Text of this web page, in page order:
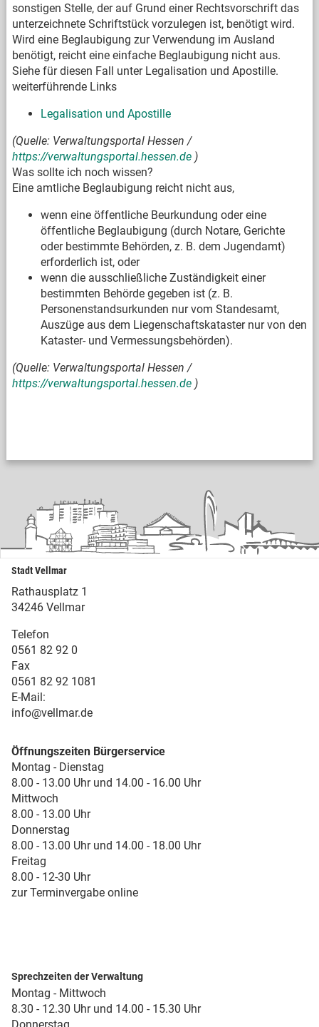
sonstigen Stelle, der auf Grund einer Rechtsvorschrift das
unterzeichnete Schriftstück vorzulegen ist, benötigt wird.
Wird eine Beglaubigung zur Verwendung im Ausland
benötigt, reicht eine einfache Beglaubigung nicht aus.
Siehe für diesen Fall unter Legalisation und Apostille.
weiterführende Links
Legalisation und Apostille
(Quelle: Verwaltungsportal Hessen /
https://verwaltungsportal.hessen.de )
Was sollte ich noch wissen?
Eine amtliche Beglaubigung reicht nicht aus,
wenn eine öffentliche Beurkundung oder eine
öffentliche Beglaubigung (durch Notare, Gerichte
oder bestimmte Behörden, z. B. dem Jugendamt)
erforderlich ist, oder
wenn die ausschließliche Zuständigkeit einer
bestimmten Behörde gegeben ist (z. B.
Personenstandsurkunden nur vom Standesamt,
Auszüge aus dem Liegenschaftskataster nur von den
Kataster- und Vermessungsbehörden).
(Quelle: Verwaltungsportal Hessen /
https://verwaltungsportal.hessen.de )
Stadt Vellmar
Rathausplatz 1
34246 Vellmar
Telefon
0561 82 92 0
Fax
0561 82 92 1081
E-Mail:
info@vellmar.de
Öffnungszeiten Bürgerservice
Montag - Dienstag
8.00 - 13.00 Uhr und 14.00 - 16.00 Uhr
Mittwoch
8.00 - 13.00 Uhr
Donnerstag
8.00 - 13.00 Uhr und 14.00 - 18.00 Uhr
Freitag
8.00 - 12-30 Uhr
zur Terminvergabe online
Sprechzeiten der Verwaltung
Montag - Mittwoch
8.30 - 12.30 Uhr und 14.00 - 15.30 Uhr